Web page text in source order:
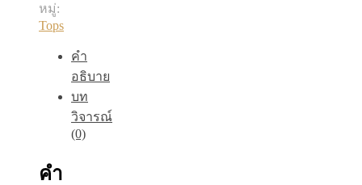
ย้วย
หมู่:
Tops
คำ
อธิบาย
บท
วิจารณ์
(0)
คำ